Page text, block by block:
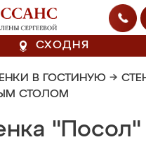
СХОДНЯ
В ГОСТИНУЮ →
СТОЛОМ
"Посол"